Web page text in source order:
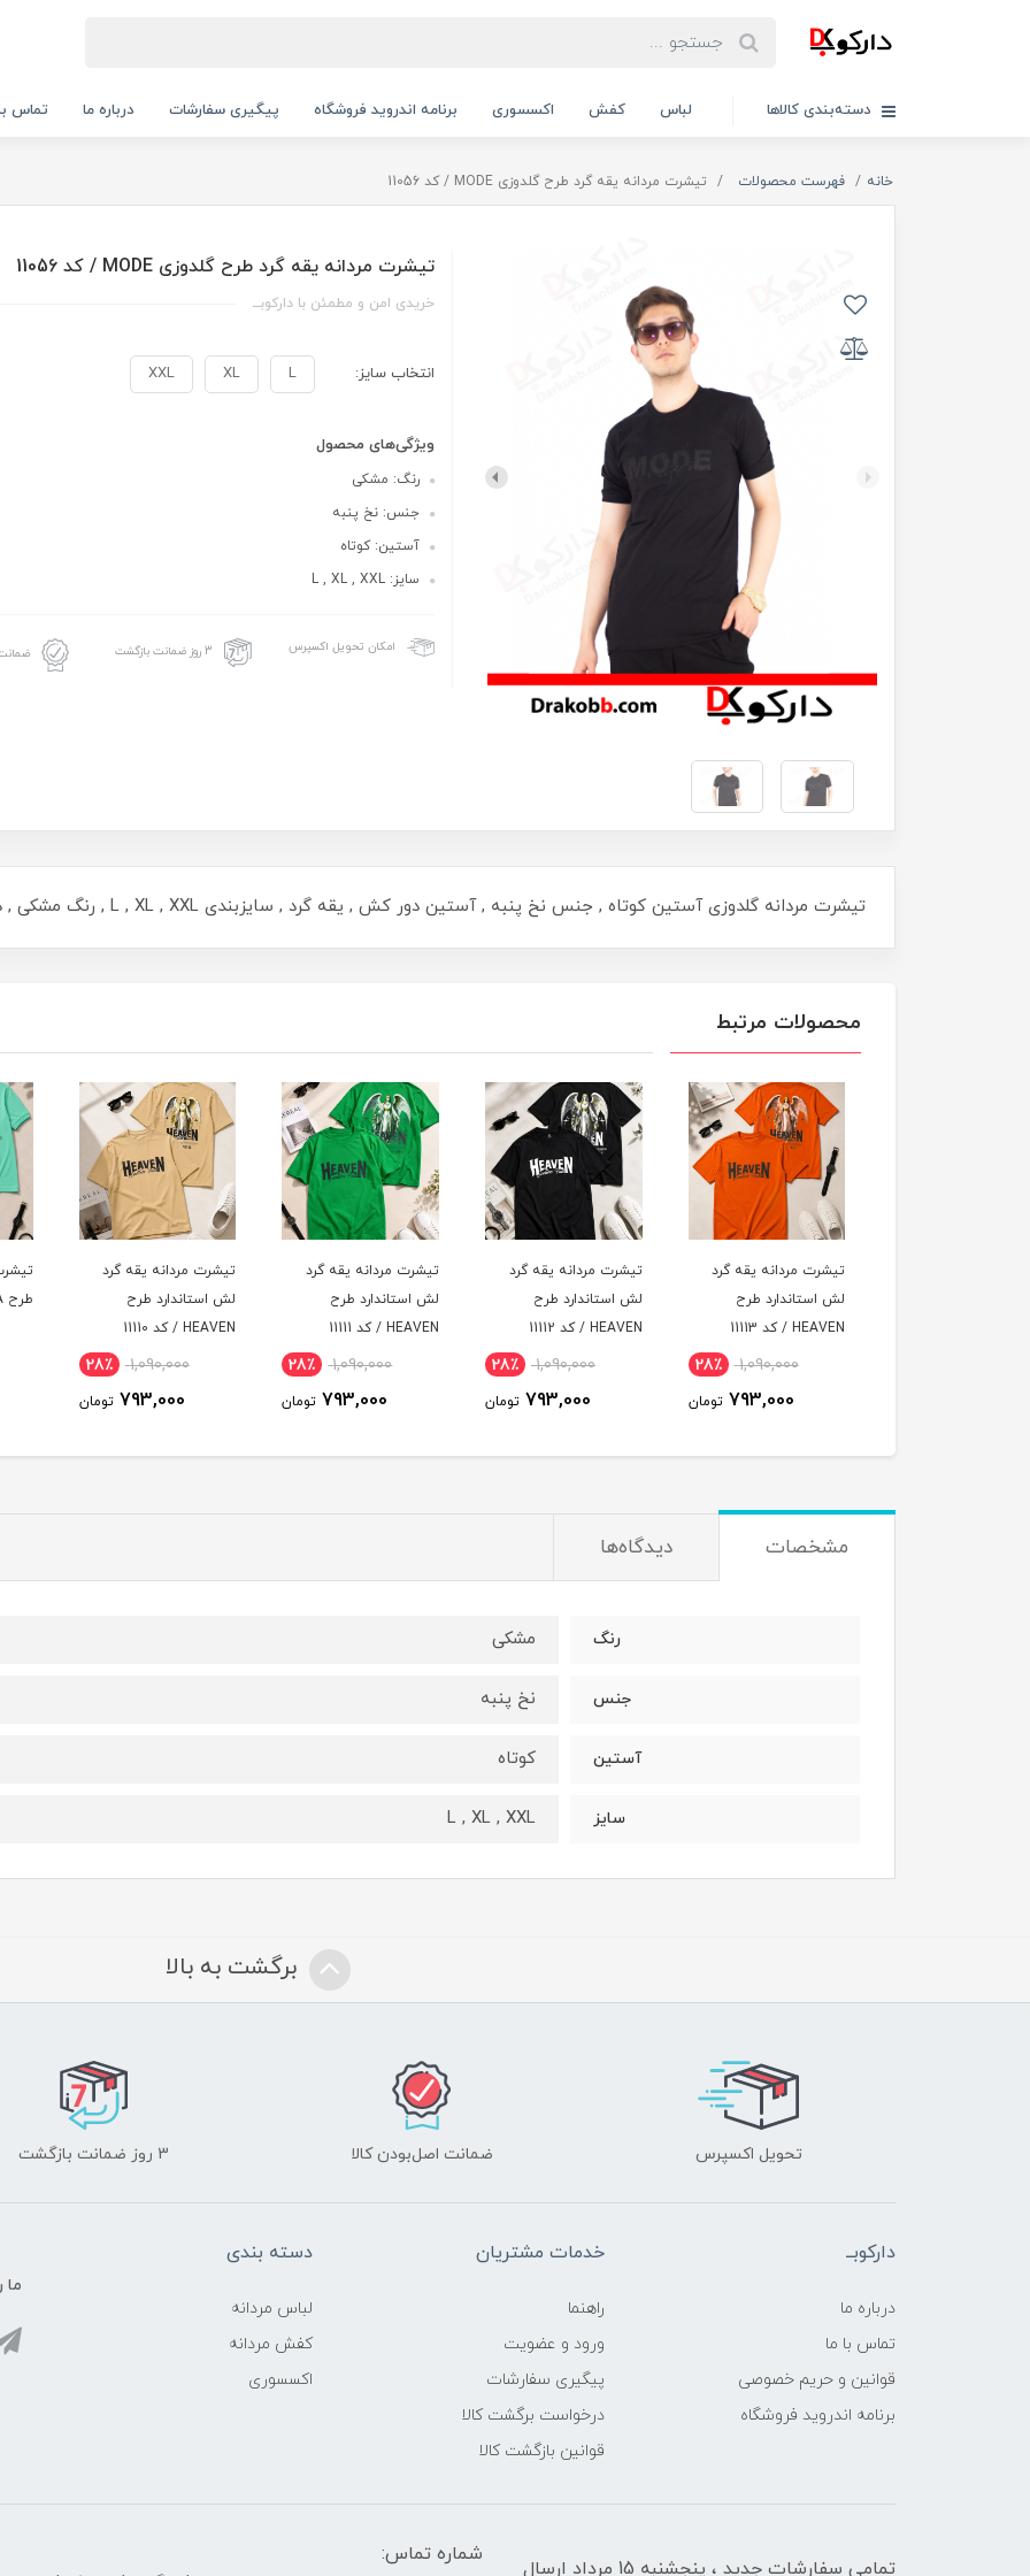
دسته‌بندی کالاها لباس کفش اکسسوری برنامه اندروید فروشگاه پیگیری سفارشات درباره ما تماس
خانه فهرست محصولات تیشرت مردانه یقه گرد طرح گلدوزی MODE / کد 11056
تیشرت مردانه یقه گرد طرح گلدوزی MODE / کد 11056
خریدی امن و مطمئن با دارکوبــ
انتخاب سایز: L
XL
XXL
ویژگی‌های محصول
رنگ: مشکی
جنس: نخ پنبه
آستین: کوتاه
سایز: L , XL , XXL
امکان تحویل اکسپرس 3 روز ضمانت بازگشت
تیشرت مردانه گلدوزی آستین کوتاه , جنس نخ پنبه , آستین دور کش , یقه گرد , سایزبندی L , XL , XXL , رنگ مشکی , دوخت با کیفیت
محصولات مرتبط
تیشرت مردانه یقه گرد
لش استاندارد طرح
HEAVEN / کد 11112
1,090,000 28٪
793,000 تومان
تیشرت مردانه یقه گرد
لش استاندارد طرح
HEAVEN / کد 11111
1,090,000 28٪
793,000 تومان
تیشرت مردانه یقه گرد
لش استاندارد طرح
HEAVEN / کد 11110
1,090,000 28٪
793,000 تومان
تیشرت مردانه یقه گرد
طرح HISTORIA / کد 11109
866,000 29٪
616,000 تومان
مشخصات دیدگاه‌ها
رنگ مشکی
جنس نخ پنبه
آستین کوتاه
سایز L , XL , XXL
برگشت به بالا
تحویل اکسپرس ضمانت اصل‌بودن کالا 3 روز ضمانت بازگشت
دارکوبــ
درباره ما
تماس با ما
قوانین و حریم خصوصی
برنامه اندروید فروشگاه
خدمات مشتریان
راهنما
ورود و عضویت
پیگیری سفارشات
درخواست برگشت کالا
قوانین بازگشت کالا
دسته بندی
لباس مردانه
کفش مردانه
اکسسوری
ما
تمامی سفارشات جدید ، پنجشنبه 15 مرداد ارسال
شماره تماس: